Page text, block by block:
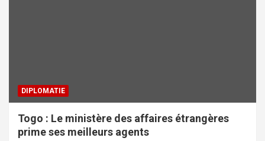
DIPLOMATIE
Togo : Le ministère des affaires étrangères
prime ses meilleurs agents